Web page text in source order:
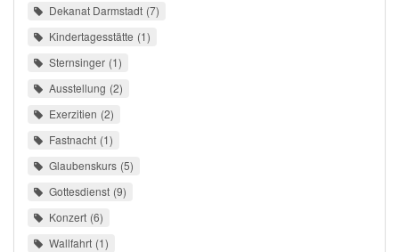
Dekanat Darmstadt 7
Kindertagesstätte 1
Sternsinger 1
Ausstellung 2
Exerzitien 2
Fastnacht 1
Glaubenskurs 5
Gottesdienst 9
Konzert 6
Wallfahrt 1